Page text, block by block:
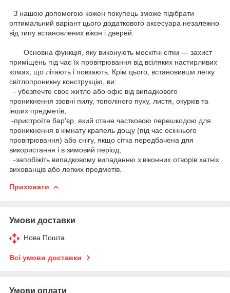
З нашою допомогою кожен покупець зможе підібрати
оптимальний варіант цього додаткового аксесуара незалежно
від типу встановлених вікон і дверей.
Основна функція, яку виконують москітні сітки — захист
приміщень під час їх провітрювання від всіляких настирливих
комах, що літають і повзають. Крім цього, встановивши легку
світлопроникну конструкцію, ви:
- убезпечте своє житло або офіс від випадкового
проникнення ззовні пилу, тополіного пуху, листя, окурків та
інших предметів;
-пристроїте бар'єр, який стане частковою перешкодою для
проникнення в кімнату крапель дощу (під час осіннього
провітрювання) або снігу, якщо сітка передбачена для
використання і в зимовий період;
-запобіжіть випадковому випаданню з віконних отворів хатніх
вихованців або легких предметів.
Приховати
Умови доставки
Нова Пошта
Всі умови доставки
Умови оплати